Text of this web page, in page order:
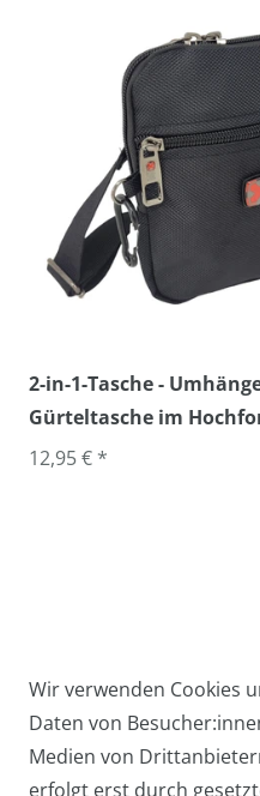
2-in-1-Tasche -
Gürteltasche im
12,95 € *
Wir verwenden Cookies
Daten von
Medien von
erfolgt erst durch